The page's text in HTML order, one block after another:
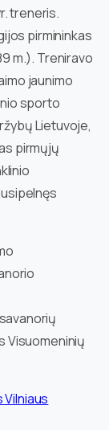
treneris.
pirmininkas
m.). Treniravo
jaunimo
sporto
Lietuvoje,
pirmųjų
Visuomeninių
Vilniaus